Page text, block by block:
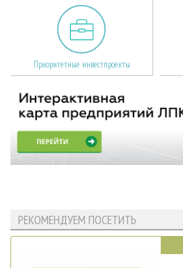
Приоритетные инвестпроекты
РЕКОМЕНДУЕМ ПОСЕТИТЬ